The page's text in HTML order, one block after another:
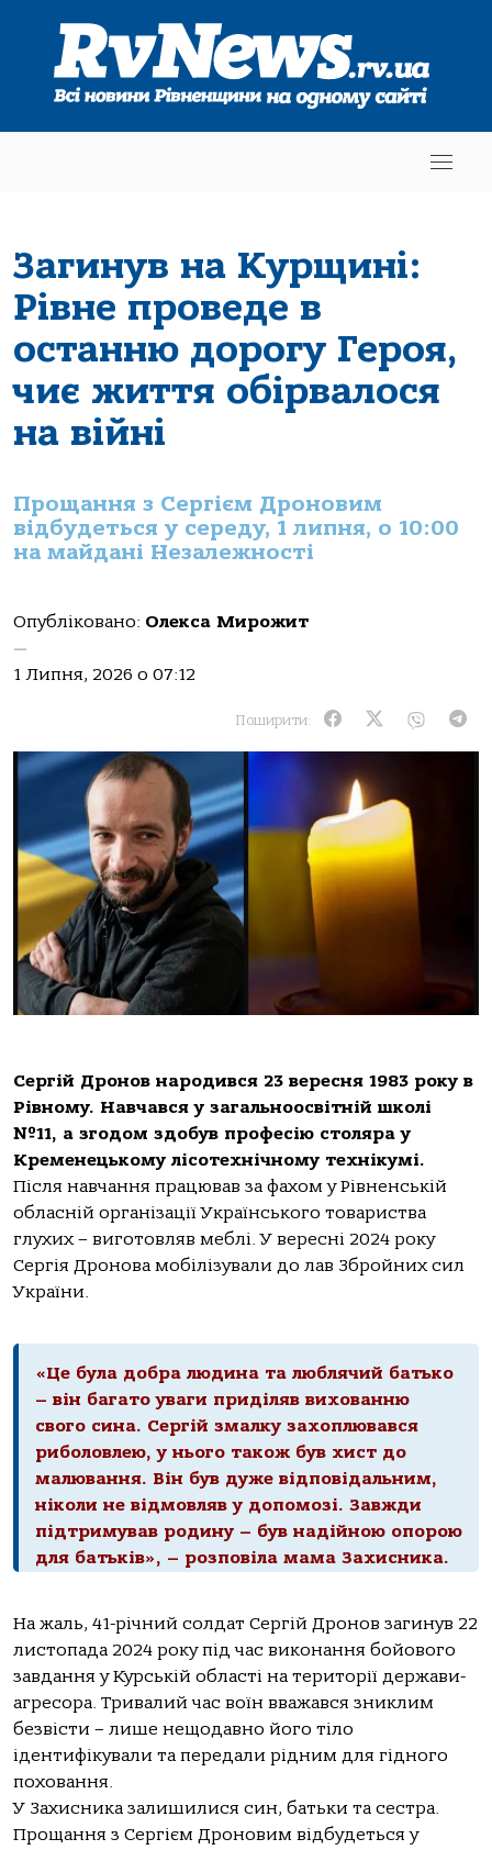
Загинув на Курщині:
Рівне проведе в
останню дорогу Героя,
чиє життя обірвалося
на війні
Прощання з Сергієм Дроновим
відбудеться у середу, 1 липня, о 10:00
на майдані Незалежності
Опубліковано: Олекса Мирожит
—
1 Липня, 2026 о 07:12
Поширити:
Сергій Дронов народився 23 вересня 1983 року в
Рівному. Навчався у загальноосвітній школі
№11, а згодом здобув професію столяра у
Кременецькому лісотехнічному технікумі.
Після навчання працював за фахом у Рівненській
обласній організації Українського товариства
глухих – виготовляв меблі. У вересні 2024 року
Сергія Дронова мобілізували до лав Збройних сил
України.
«Це була добра людина та люблячий батько
– він багато уваги приділяв вихованню
свого сина. Сергій змалку захоплювався
риболовлею, у нього також був хист до
малювання. Він був дуже відповідальним,
ніколи не відмовляв у допомозі. Завжди
підтримував родину – був надійною опорою
для батьків», – розповіла мама Захисника.
На жаль, 41-річний солдат Сергій Дронов загинув 22
листопада 2024 року під час виконання бойового
завдання у Курській області на території держави-
агресора. Тривалий час воїн вважався зниклим
безвісти – лише нещодавно його тіло
ідентифікували та передали рідним для гідного
поховання.
У Захисника залишилися син, батьки та сестра.
Прощання з Сергієм Дроновим відбудеться у